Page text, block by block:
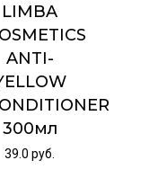
LIMBA
ANTI-
300мл
39.0руб.